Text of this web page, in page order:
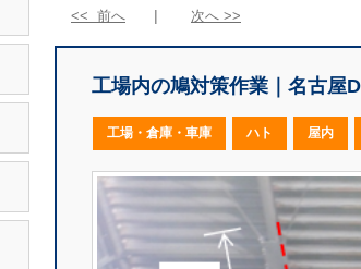
<< 前へ 次へ >>
工場内の鳩対策作業｜名古屋
工場・倉庫・車庫 ハト 屋内